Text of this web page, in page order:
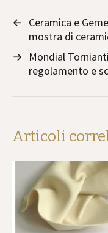
← Ceramica e
mostra di
→ Mondial
regolamento e
Articoli